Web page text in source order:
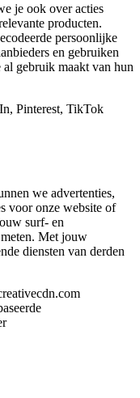
je ook over acties
producten.
persoonlijke
en gebruiken
gebruik maakt van hun
Pinterest, TikTok
we advertenties,
voor onze website of
surf- en
Met jouw
diensten van derden